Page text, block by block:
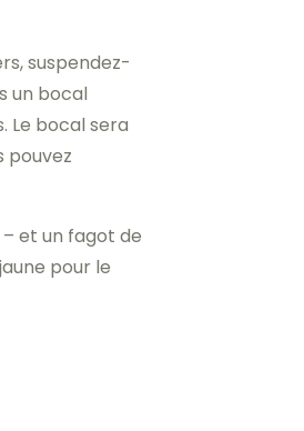
suspendez-
un bocal
Le bocal sera
pouvez
et un fagot de
pour le